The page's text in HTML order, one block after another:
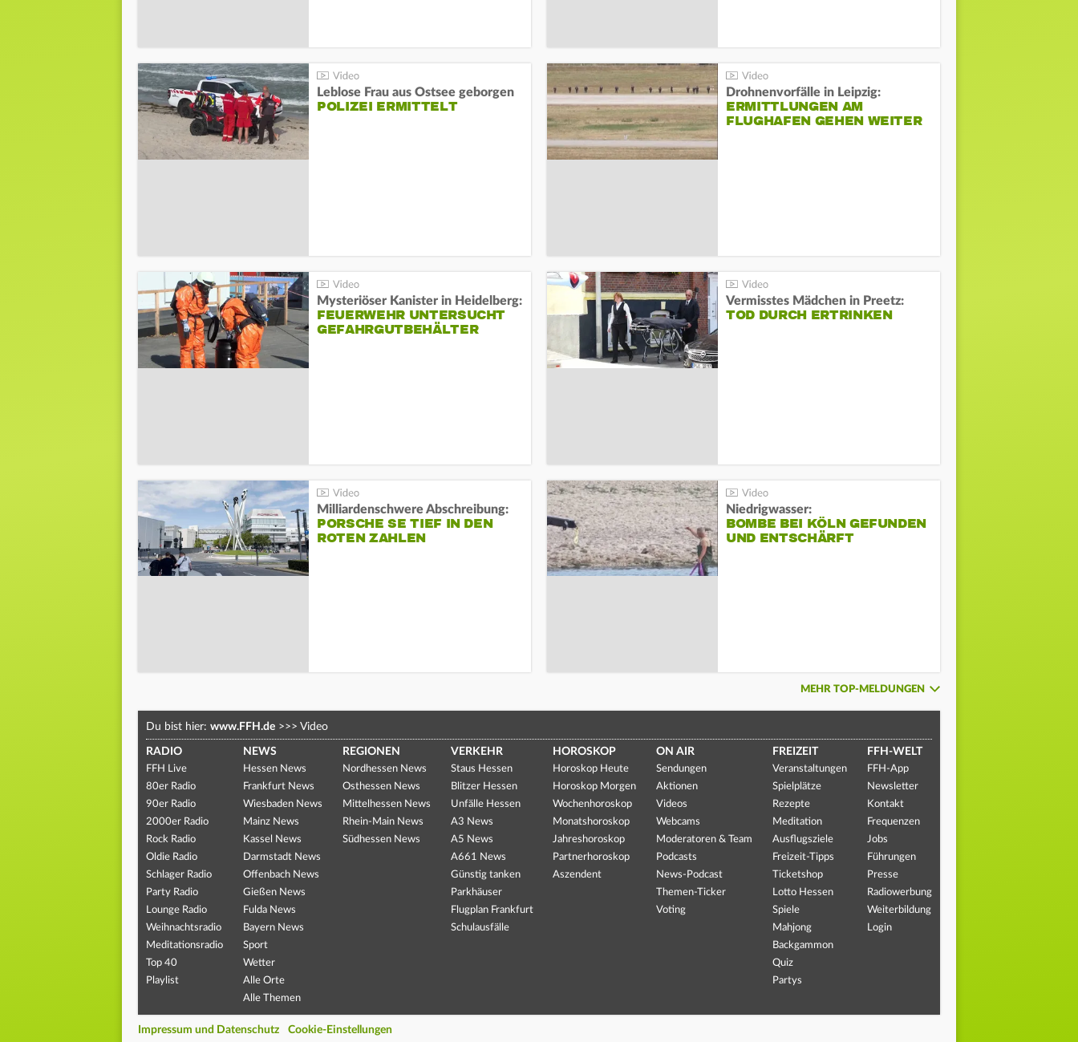
Leblose Frau aus Ostsee geborgen
POLIZEI ERMITTELT
Drohnenvorfälle in Leipzig:
ERMITTLUNGEN AM
FLUGHAFEN GEHEN WEITER
Mysteriöser Kanister in Heidelberg:
FEUERWEHR UNTERSUCHT
GEFAHRGUTBEHÄLTER
Vermisstes Mädchen in Preetz:
TOD DURCH ERTRINKEN
Milliardenschwere Abschreibung:
PORSCHE SE TIEF IN DEN
ROTEN ZAHLEN
Niedrigwasser:
BOMBE BEI KÖLN GEFUNDEN
UND ENTSCHÄRFT
MEHR TOP-MELDUNGEN
Du bist hier: www.FFH.de >>> Video
RADIO
FFH Live
80er Radio
90er Radio
2000er Radio
Rock Radio
Oldie Radio
Schlager Radio
Party Radio
Lounge Radio
Weihnachtsradio
Meditationsradio
Top 40
Playlist
NEWS
Hessen News
Frankfurt News
Wiesbaden News
Mainz News
Kassel News
Darmstadt News
Offenbach News
Gießen News
Fulda News
Bayern News
Sport
Wetter
Alle Orte
Alle Themen
REGIONEN
Nordhessen News
Osthessen News
Mittelhessen News
Rhein-Main News
Südhessen News
VERKEHR
Staus Hessen
Blitzer Hessen
Unfälle Hessen
A3 News
A5 News
A661 News
Günstig tanken
Parkhäuser
Flugplan Frankfurt
Schulausfälle
HOROSKOP
Horoskop Heute
Horoskop Morgen
Wochenhoroskop
Monatshoroskop
Jahreshoroskop
Partnerhoroskop
Aszendent
ON AIR
Sendungen
Aktionen
Videos
Webcams
Moderatoren & Team
Podcasts
News-Podcast
Themen-Ticker
Voting
FREIZEIT
Veranstaltungen
Spielplätze
Rezepte
Meditation
Ausflugsziele
Freizeit-Tipps
Ticketshop
Lotto Hessen
Spiele
Mahjong
Backgammon
Quiz
Partys
FFH-WELT
FFH-App
Newsletter
Kontakt
Frequenzen
Jobs
Führungen
Presse
Radiowerbung
Weiterbildung
Login
Impressum und Datenschutz Cookie-Einstellungen